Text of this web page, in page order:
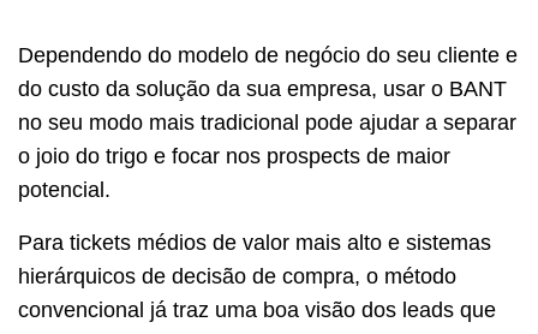
Dependendo do modelo de negócio do seu cliente e
do custo da solução da sua empresa, usar o BANT
no seu modo mais tradicional pode ajudar a separar
o joio do trigo e focar nos prospects de maior
potencial.
Para tickets médios de valor mais alto e sistemas
hierárquicos de decisão de compra, o método
convencional já traz uma boa visão dos leads que